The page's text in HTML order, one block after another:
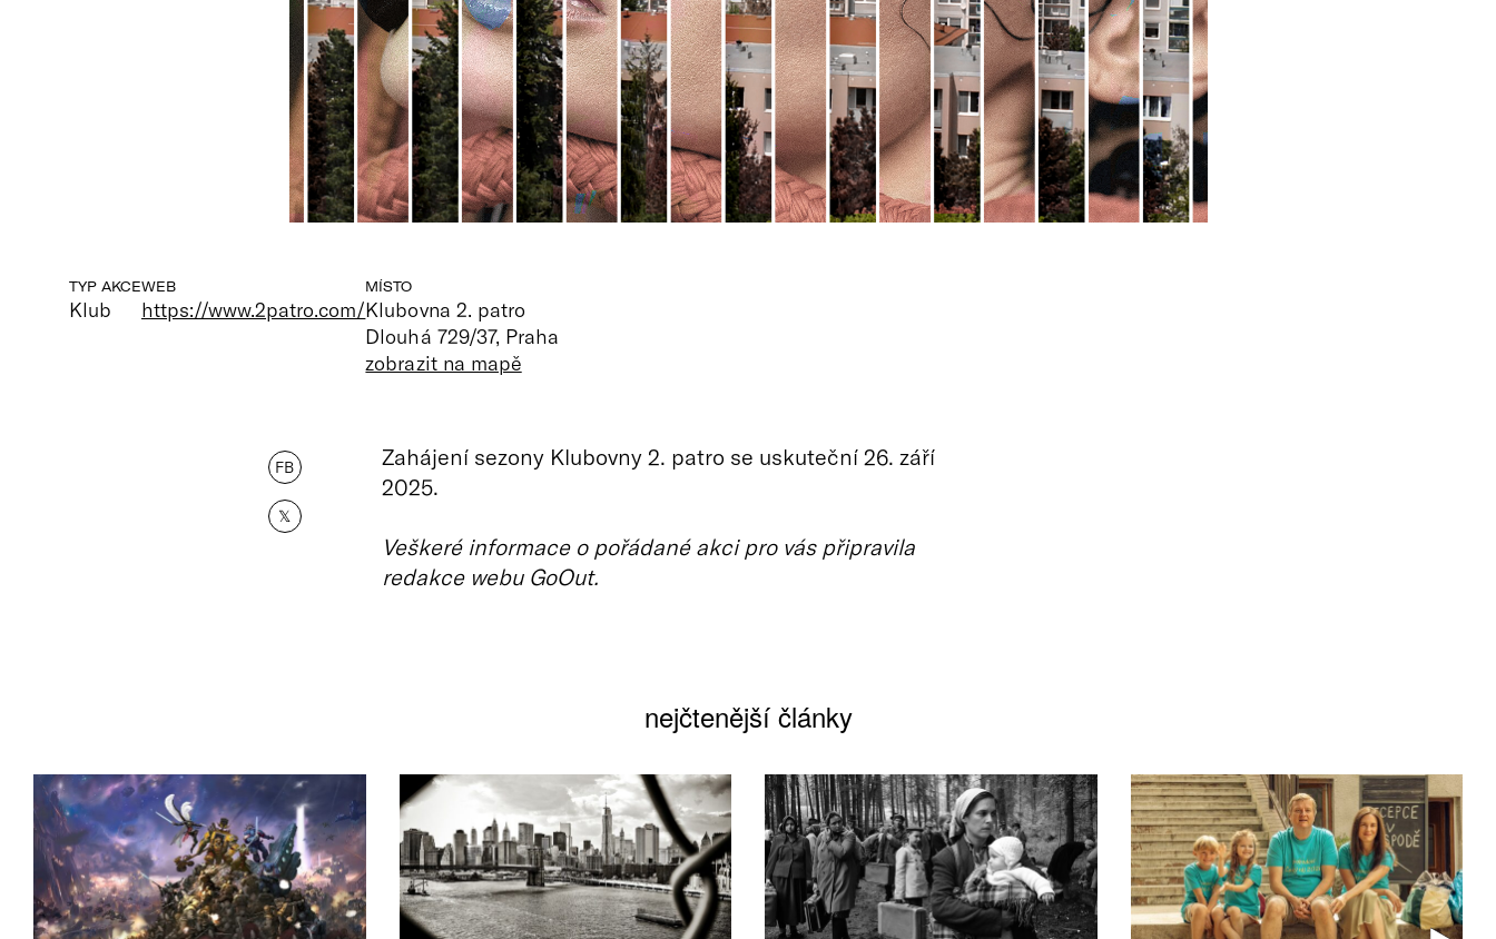
TYP AKCE
Klub
WEB
https://www.2patro.com/
MÍSTO
Klubovna 2. patro
Dlouhá 729/37, Praha
zobrazit na mapě
FB
𝕏
Zahájení sezony Klubovny 2. patro se uskuteční 26. září
2025.
Veškeré informace o pořádané akci pro vás připravila
redakce webu GoOut.
nejčtenější články